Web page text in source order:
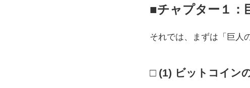
チャプター１：
それでは、まずは「巨人
(1) ビットコイン